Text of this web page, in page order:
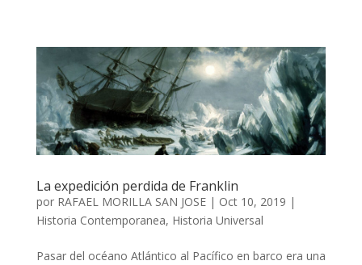
La expedición perdida de Franklin
por RAFAEL MORILLA SAN JOSE| Oct 10, 2019 |
Historia Contemporanea, Historia Universal
Pasar del océano Atlántico al Pacífico en barco era una